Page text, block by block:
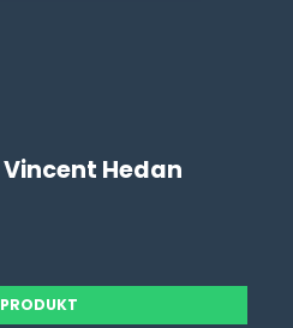
Vincent Hedan